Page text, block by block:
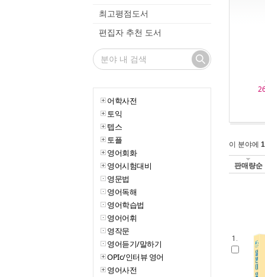
최고평점도서
편집자 추천 도서
어학사전
토익
텝스
토플
영어회화
영어시험대비
영문법
영어독해
영어학습법
영어어휘
영작문
영어듣기/말하기
OPIc/인터뷰 영어
영어사전
이 분야에
판매량순
1.